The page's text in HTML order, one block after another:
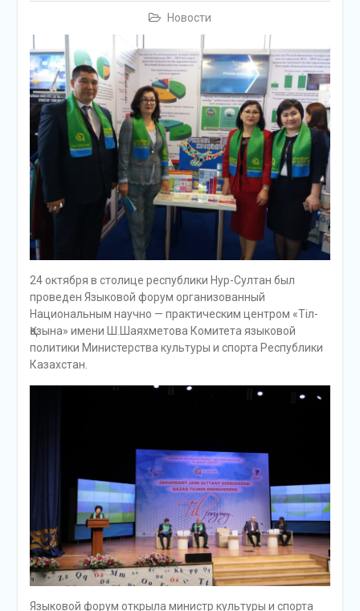
Новости
24 октября в столице республики Нур-Султан был
проведен Языковой форум организованный
Национальным научно — практическим центром «Тіл-
Қазына» имени Ш.Шаяхметова Комитета языковой
политики Министерства культуры и спорта Республики
Казахстан.
Языковой форум открыла министр культуры и спорта